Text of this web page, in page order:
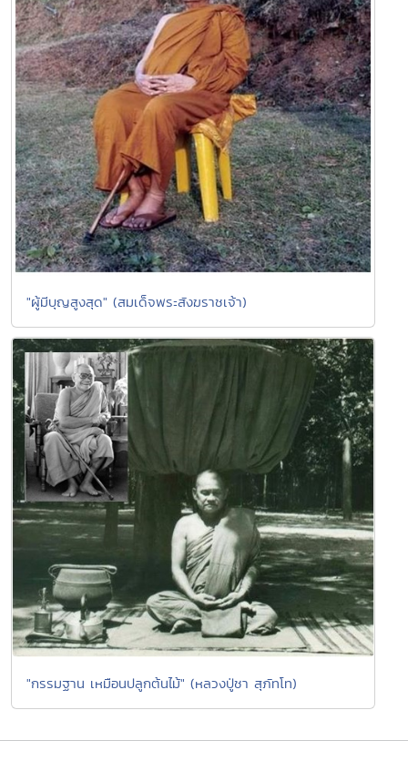
"ผู้มีบุญสูงสุด" (สมเด็จพระสังฆราชเจ้า)
"กรรมฐาน เหมือนปลูกต้นไม้" (หลวงปู่ชา สุภัทโท)